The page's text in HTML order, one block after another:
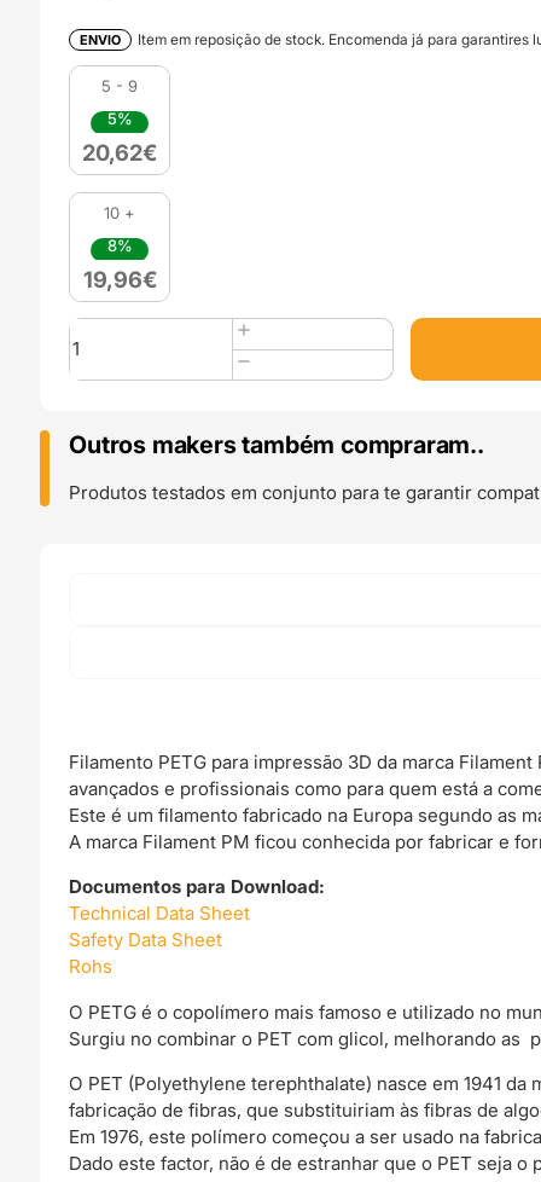
ENVIO Item em reposição de stock. Encomenda já para garantires
5 - 9
5%
20,62€
10 +
8%
19,96€
Quantidade
de
PETG
White
Filament
Outros makers também compraram..
Produtos testados em conjunto para te garantir
Filamento PETG para impressão 3D da marca
avançados e profissionais como para quem está a
Este é um filamento fabricado na Europa segundo as
A marca Filament PM ficou conhecida por fabricar e
Documentos para Download:
Technical Data Sheet
Safety Data Sheet
Rohs
O PETG é o copolímero mais famoso e utilizado no
Surgiu no combinar o PET com glicol, melhorando as
O PET (Polyethylene terephthalate) nasce em 1941
fabricação de fibras, que substituiriam às fibras de
Em 1976, este polímero começou a ser usado na
Dado este factor, não é de estranhar que o PET seja